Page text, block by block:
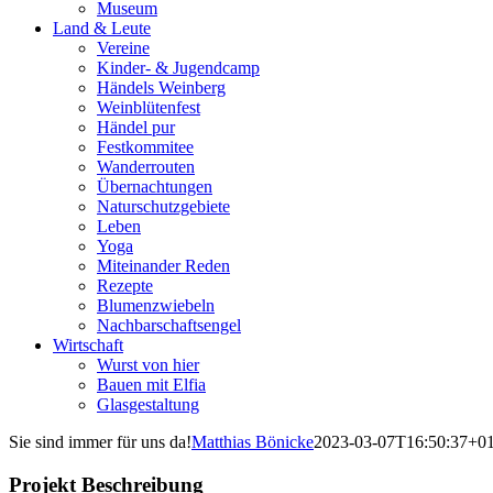
Museum
Land & Leute
Vereine
Kinder- & Jugendcamp
Händels Weinberg
Weinblütenfest
Händel pur
Festkommitee
Wanderrouten
Übernachtungen
Naturschutzgebiete
Leben
Yoga
Miteinander Reden
Rezepte
Blumenzwiebeln
Nachbarschaftsengel
Wirtschaft
Wurst von hier
Bauen mit Elfia
Glasgestaltung
Sie sind immer für uns da!Matthias Bönicke2023-03-
Projekt Beschreibung